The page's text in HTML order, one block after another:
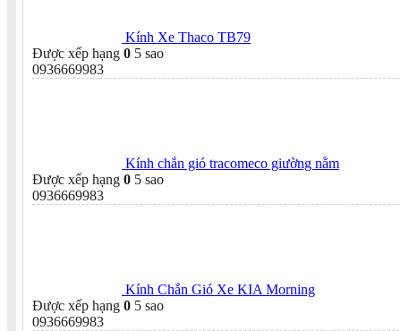
Kính Xe Thaco TB79
Được xếp hạng 0 5 sao
0936669983
Kính chắn gió tracomeco giường nằm
Được xếp hạng 0 5 sao
0936669983
Kính Chắn Gió Xe KIA Morning
Được xếp hạng 0 5 sao
0936669983